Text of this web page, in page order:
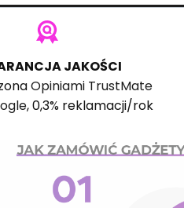
JAKOŚCI
Opiniami TrustMate
, 0,3% reklamacji/rok